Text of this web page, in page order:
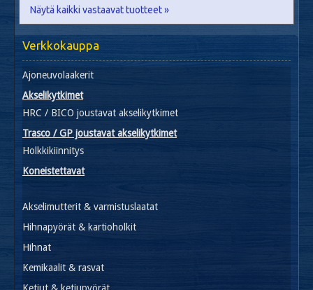
Näytä kaikki vastaavat tuotteet »
Verkkokauppa
Ajoneuvolaakerit
Akselikytkimet
HRC / BICO joustavat akselikytkimet
Trasco / GP joustavat akselikytkimet
Holkkikiinnitys
Koneistettavat
Akselimutterit & varmistuslaatat
Hihnapyörät & kartioholkit
Hihnat
Kemikaalit & rasvat